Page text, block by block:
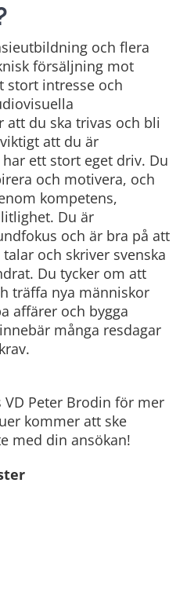
och flera
försäljning mot
stort intresse och
att du ska trivas och bli
att du är
ett stort eget driv. Du
och motivera, och
kompetens,
Du är
och är bra på att
och skriver svenska
Du tycker om att
träffa nya människor
affärer och bygga
många resdagar
Peter Brodin för mer
kommer att ske
med din ansökan!